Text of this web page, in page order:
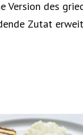
Version des
Zutat